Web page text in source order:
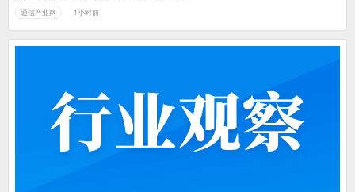
通信产业网 1小时前